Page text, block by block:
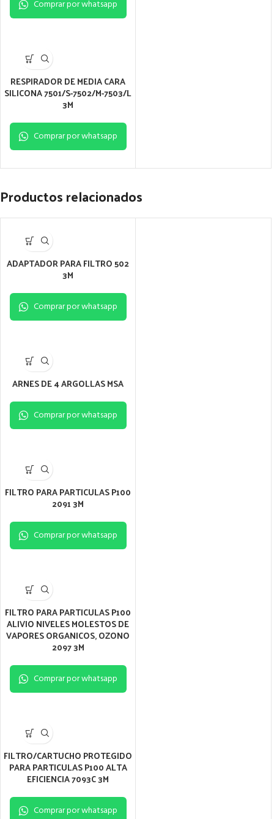
Comprar por whatsapp
RESPIRADOR DE MEDIA CARA
SILICONA 7501/S-7502/M-7503/L
3M
Comprar por whatsapp
Productos relacionados
ADAPTADOR PARA FILTRO 502
3M
Comprar por whatsapp
ARNES DE 4 ARGOLLAS MSA
Comprar por whatsapp
FILTRO PARA PARTICULAS P100
2091 3M
Comprar por whatsapp
FILTRO PARA PARTICULAS P100
ALIVIO NIVELES MOLESTOS DE
VAPORES ORGANICOS, OZONO
2097 3M
Comprar por whatsapp
FILTRO/CARTUCHO PROTEGIDO
PARA PARTICULAS P100 ALTA
EFICIENCIA 7093C 3M
Comprar por whatsapp